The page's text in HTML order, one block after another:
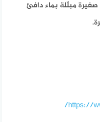
مبلّلة بماء دافئ
https://